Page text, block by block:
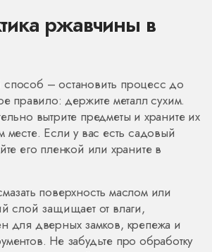
ржавчины в
– остановить процесс до
правило: держите металл сухим.
вытрите предметы и храните их
месте. Если у вас есть садовый
его пленкой или храните в
поверхность маслом или
слой защищает от влаги,
для дверных замков, крепежа и
Не забудьте про обработку